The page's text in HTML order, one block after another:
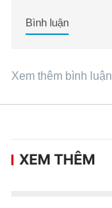
Bình luận
Xem thêm bình luận
XEM THÊM